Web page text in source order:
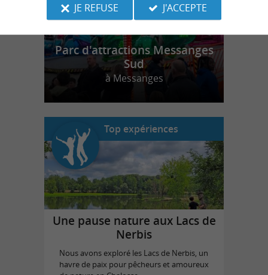
Parc d'attractions Messanges
Sud
à Messanges
Top expériences
Une pause nature aux Lacs de
Nerbis
Nous avons exploré les Lacs de Nerbis, un
havre de paix pour pêcheurs et amoureux
JE REFUSE
J'ACCEPTE